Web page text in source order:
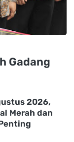
Gadang
2026,
Merah dan